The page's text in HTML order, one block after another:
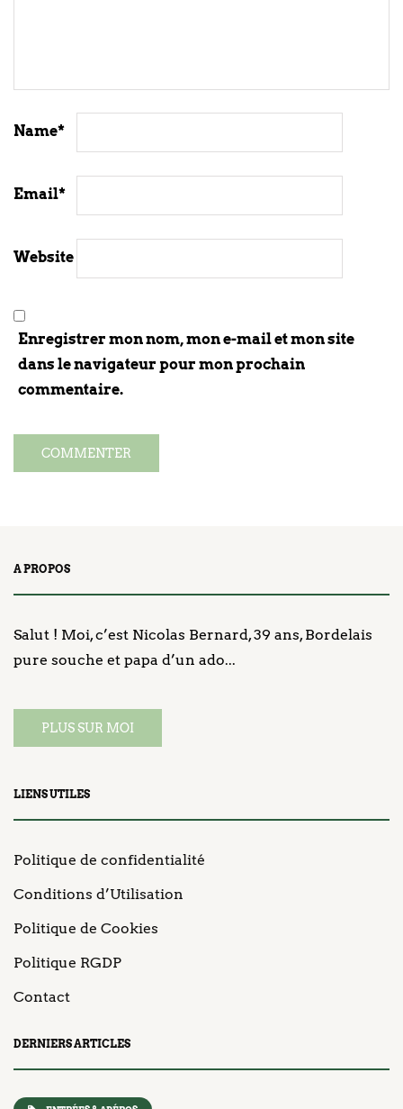
Name*
Email*
Website
Enregistrer mon nom, mon e-mail et mon site
dans le navigateur pour mon prochain
commentaire.
A PROPOS
Salut ! Moi, c’est Nicolas Bernard, 39 ans, Bordelais
pure souche et papa d’un ado...
PLUS SUR MOI
LIENS UTILES
Politique de confidentialité
Conditions d’Utilisation
Politique de Cookies
Politique RGDP
Contact
DERNIERS ARTICLES